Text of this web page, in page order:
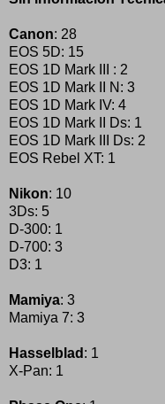
Canon: 28
EOS 5D: 15
EOS 1D Mark III : 2
EOS 1D Mark II N: 3
EOS 1D Mark IV: 4
EOS 1D Mark II Ds: 1
EOS 1D Mark III Ds: 2
EOS Rebel XT: 1
Nikon: 10
3Ds: 5
D-300: 1
D-700: 3
D3: 1
Mamiya: 3
Mamiya 7: 3
Hasselblad : 1
X-Pan: 1